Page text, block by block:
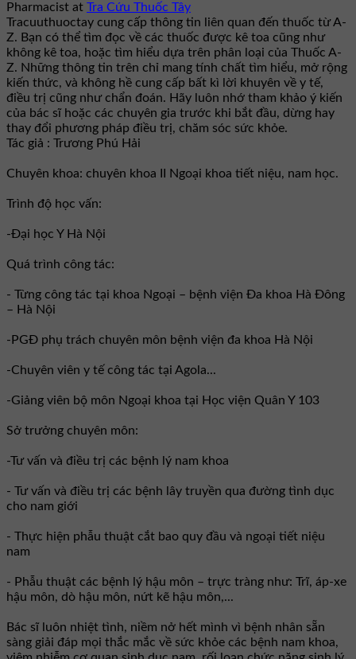
Pharmacist at Tra Cứu Thuốc Tây
Tracuuthuoctay cung cấp thông tin liên quan đến thuốc từ A-
Z. Bạn có thể tìm đọc về các thuốc được kê toa cũng như
không kê toa, hoặc tìm hiểu dựa trên phân loại của Thuốc A-
Z. Những thông tin trên chỉ mang tính chất tìm hiểu, mở rộng
kiến thức, và không hề cung cấp bất kì lời khuyên về y tế,
điều trị cũng như chẩn đoán. Hãy luôn nhớ tham khảo ý kiến
của bác sĩ hoặc các chuyên gia trước khi bắt đầu, dừng hay
thay đổi phương pháp điều trị, chăm sóc sức khỏe.
Tác giả : Trương Phú Hải
Chuyên khoa: chuyên khoa II Ngoại khoa tiết niệu, nam học.
Trình độ học vấn:
-Đại học Y Hà Nội
Quá trình công tác:
- Từng công tác tại khoa Ngoại – bệnh viện Đa khoa Hà Đông
– Hà Nội
-PGĐ phụ trách chuyên môn bệnh viện đa khoa Hà Nội
-Chuyên viên y tế công tác tại Agola...
-Giảng viên bộ môn Ngoại khoa tại Học viện Quân Y 103
Sở trưởng chuyên môn:
-Tư vấn và điều trị các bệnh lý nam khoa
- Tư vấn và điều trị các bệnh lây truyền qua đường tình dục
cho nam giới
- Thực hiện phẫu thuật cắt bao quy đầu và ngoại tiết niệu
nam
- Phẫu thuật các bệnh lý hậu môn – trực tràng như: Trĩ, áp-xe
hậu môn, dò hậu môn, nứt kẽ hậu môn,...
Bác sĩ luôn nhiệt tình, niềm nở hết mình vì bệnh nhân sẵn
sàng giải đáp mọi thắc mắc về sức khỏe các bệnh nam khoa,